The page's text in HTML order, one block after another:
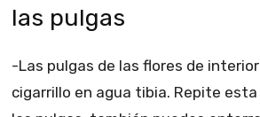
las pulgas
-Las pulgas de las flores de
cigarrillo en agua tibia. Repite